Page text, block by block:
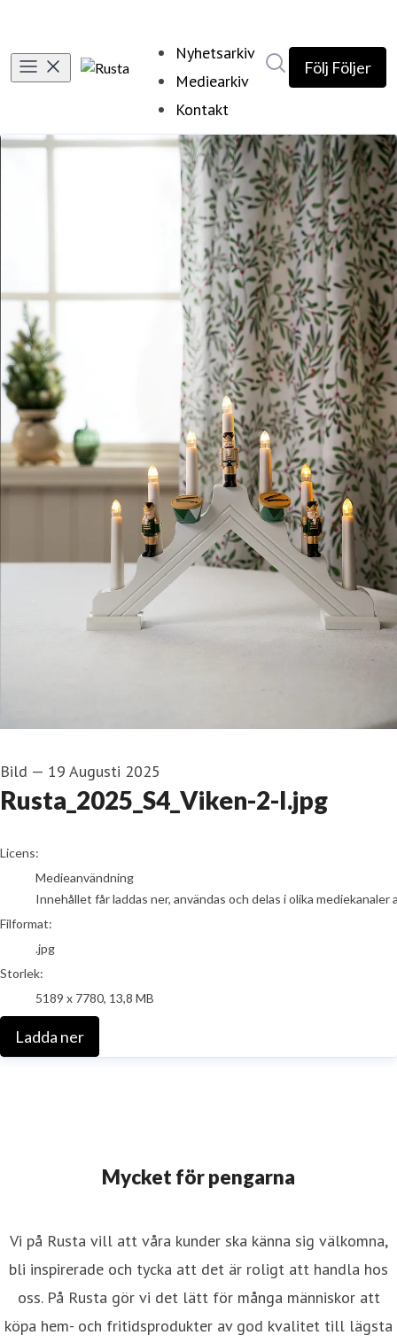
Nyhetsarkiv
Mediearkiv
Kontakt
Följ Följer
Bild — 19 Augusti 2025
Rusta_2025_S4_Viken-2-I.jpg
go to media item
Licens:
Medieanvändning
Innehållet får laddas ner, användas och delas i olika
Filformat:
.jpg
Storlek:
5189 x 7780, 13,8 MB
Ladda ner
Mycket för pengarna
Vi på Rusta vill att våra kunder ska känna sig välkomna,
bli inspirerade och tycka att det är roligt att handla hos
oss. På Rusta gör vi det lätt för många människor att
köpa hem- och fritidsprodukter av god kvalitet till lägsta